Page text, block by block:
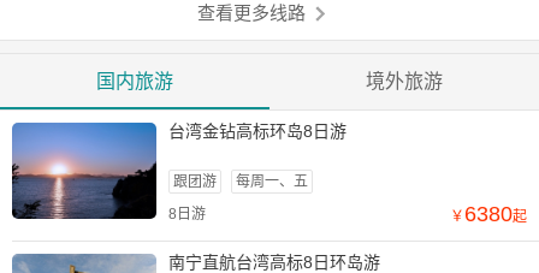
查看更多线路
国内旅游 境外旅游
台湾金钻高标环岛8日游
跟团游
每周一、五
8日游
￥ 6380起
南宁直航台湾高标8日环岛游